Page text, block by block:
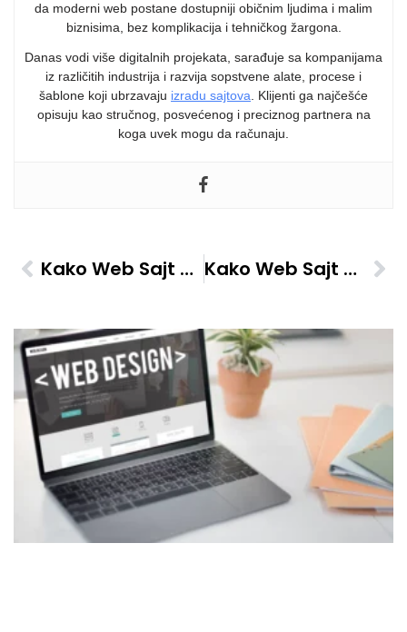
da moderni web postane dostupniji običnim ljudima i malim
biznisima, bez komplikacija i tehničkog žargona.
Danas vodi više digitalnih projekata, sarađuje sa kompanijama
iz različitih industrija i razvija sopstvene alate, procese i
šablone koji ubrzavaju izradu sajtova. Klijenti ga najčešće
opisuju kao stručnog, posvećenog i preciznog partnera na
koga uvek mogu da računaju.
Kako Web Sajt Pomaže Da Prezentujete Portfolio Radova Kako Web Sajt Pomaže U Povećanju Broja Online Rezervacija